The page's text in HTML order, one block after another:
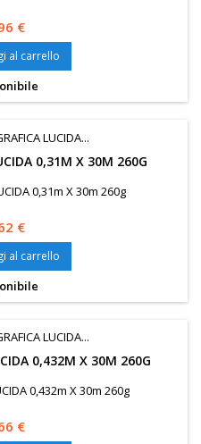
€
al carrello
0,31M X 30M 260G
0,31m X 30m 260g
€
al carrello
0,432M X 30M 260G
0,432m X 30m 260g
€